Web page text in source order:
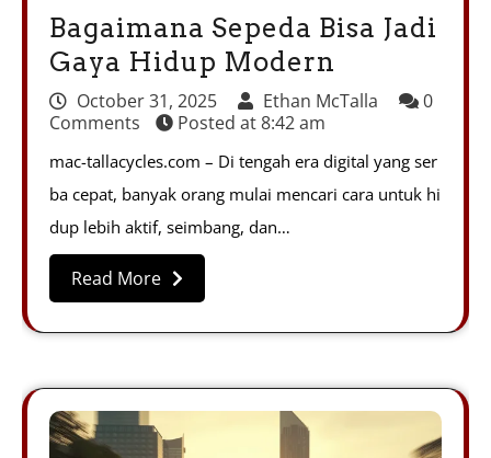
Bagaimana Sepeda Bisa Jadi
Gaya Hidup Modern
October 31, 2025 Ethan McTalla
0
Comments
Posted at8:42 am
mac-tallacycles.com – Di tengah era digital yang ser
ba cepat, banyak orang mulai mencari cara untuk hi
dup lebih aktif, seimbang, dan…
Read More